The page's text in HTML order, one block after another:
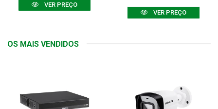
VER PREÇO
VER PREÇO
OS MAIS VENDIDOS